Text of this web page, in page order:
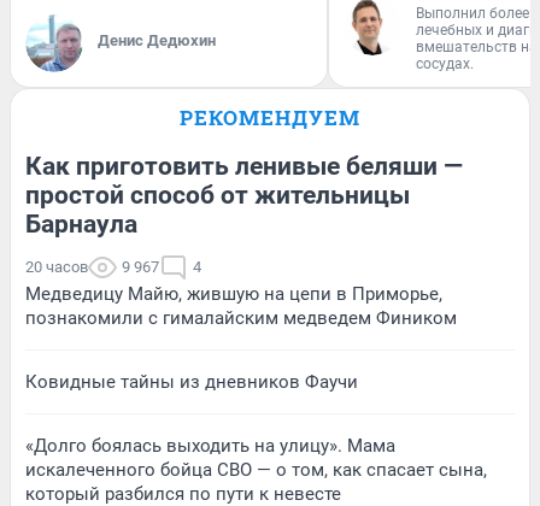
Денис Дедюхин
Выполнил более
лечебных и
вмешательств на
сосудах.
РЕКОМЕНДУЕМ
Как приготовить ленивые беляши —
простой способ от жительницы
Барнаула
20 часов 9 967 4
Медведицу Майю, жившую на цепи в Приморье,
познакомили с гималайским медведем Фиником
Ковидные тайны из дневников Фаучи
«Долго боялась выходить на улицу». Мама
искалеченного бойца СВО — о том, как спасает сына,
который разбился по пути к невесте